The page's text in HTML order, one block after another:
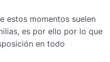
estos momentos suelen
es por ello por lo que
en todo